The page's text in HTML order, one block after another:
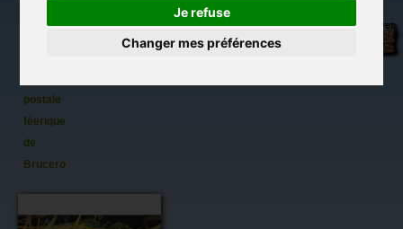
Je refuse
Changer mes préférences
Librairie des
Carterie
originale
Activités
détente et jeux
Objets déco et
postale
féerique
de
Brucero